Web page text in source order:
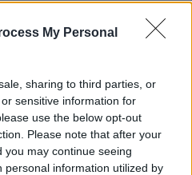
My Personal
sharing to third parties, or
sensitive information for
use the below opt-out
Please note that after your
may continue seeing
personal information utilized by
με τους 3 νεκρούς από
απλώς πρωτοσέλιδα»